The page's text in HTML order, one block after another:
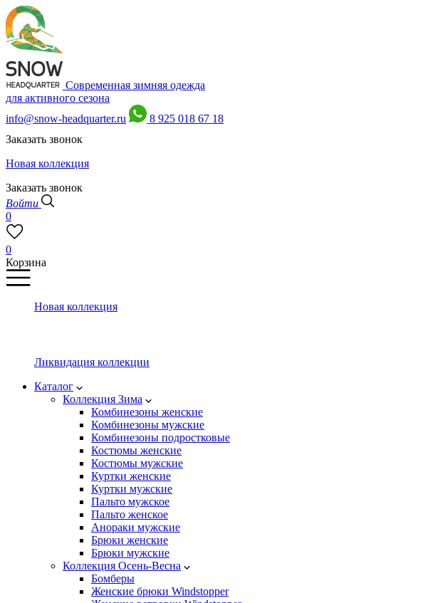
Современная зимняя одежда
для активного сезона
info@snow-headquarter.ru
8 925 018 67 18
Заказать звонок
Новая коллекция
Заказать звонок
Войти
0
0
Корзина
Новая коллекция
Ликвидация коллекции
Каталог
Коллекция Зима
Комбинезоны женские
Комбинезоны мужские
Комбинезоны подростковые
Костюмы женские
Костюмы мужские
Куртки женские
Куртки мужские
Пальто мужское
Пальто женское
Анораки мужские
Брюки женские
Брюки мужские
Коллекция Осень-Весна
Бомберы
Женские брюки Windstopper